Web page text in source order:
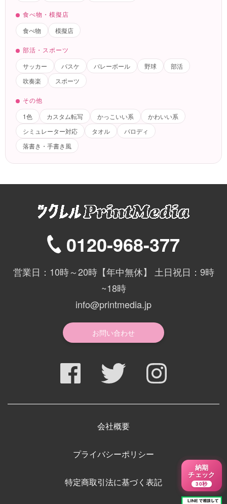
食べ物・模擬店
食べ物
模擬店
部活・スポーツ
サッカー
バスケ バレーボール 野球
部活
吹奏楽
スポーツ
その他
1色
カスタム転写 かっこいい系
かわいい系
シミュレーター対応
タオル
パロディ
落書き・手書き風
0120-968-377
営業日：10時～20時【年中無休】 土日祝日：9時
~18時
info@printmedia.jp
お問い合わせ
会社概要
プライバシーポリシー
特定商取引法に基づく表記
納期
チェック
30秒